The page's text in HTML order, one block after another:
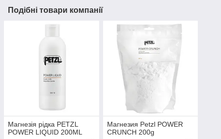
Подібні товари компанії
Магнезія рідка PETZL
POWER LIQUID 200ML
Магнезия Petzl POWER
CRUNCH 200g